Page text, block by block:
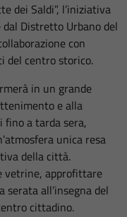
dei Saldi”, l’iniziativa
dal Distretto Urbano del
con
del centro storico.
in un grande
e alla
fino a tarda sera,
unica resa
della città.
vetrine, approfittare
all’insegna del
cittadino.